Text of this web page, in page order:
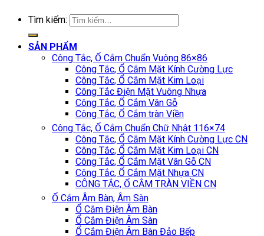
Tìm kiếm:
SẢN PHẨM
Công Tắc, Ổ Cắm Chuẩn Vuông 86×86
Công Tắc, Ổ Cắm Mặt Kính Cường Lực
Công Tắc, Ổ Cắm Mặt Kim Loại
Công Tắc Điện Mặt Vuông Nhựa
Công Tắc, Ổ Cắm Vân Gỗ
Công Tắc, Ổ Cắm tràn Viền
Công Tắc, Ổ Cắm Chuẩn Chữ Nhật 116×74
Công Tắc, Ổ Cắm Mặt Kính Cường Lực CN
Công Tắc, Ổ Cắm Mặt Kim Loại CN
Công Tắc, Ổ Cắm Mặt Vân Gỗ CN
Công Tắc, Ổ Cắm Mặt Nhựa CN
CÔNG TẮC, Ổ CẮM TRÀN VIỀN CN
Ổ Cắm Âm Bàn, Âm Sàn
Ổ Cắm Điện Âm Bàn
Ổ Cắm Điện Âm Sàn
Ổ Cắm Điện Âm Bàn Đảo Bếp